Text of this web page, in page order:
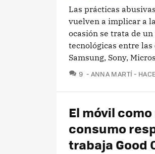
Las prácticas
vuelven a implicar a
ocasión se trata de
tecnológicas entre
Samsung, Sony,
9 COMENTARIOS
ANNA MARTÍ
El móvil
consumo
trabaja Good